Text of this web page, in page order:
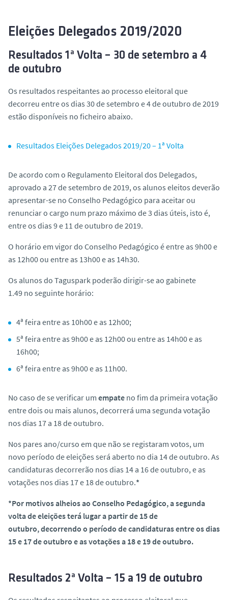
Eleições Delegados 2019/2020
Resultados 1ª Volta – 30 de setembro a 4
de outubro
Os resultados respeitantes ao processo eleitoral que
decorreu entre os dias 30 de setembro e 4 de outubro de 2019
estão disponíveis no ficheiro abaixo.
Resultados Eleições Delegados 2019/20 – 1ª Volta
De acordo com o Regulamento Eleitoral dos Delegados,
aprovado a 27 de setembro de 2019, os alunos eleitos deverão
apresentar-se no Conselho Pedagógico para aceitar ou
renunciar o cargo num prazo máximo de 3 dias úteis, isto é,
entre os dias 9 e 11 de outubro de 2019.
O horário em vigor do Conselho Pedagógico é entre as 9h00 e
as 12h00 ou entre as 13h00 e as 14h30.
Os alunos do Taguspark poderão dirigir-se ao gabinete
1.49 no seguinte horário:
4ª feira entre as 10h00 e as 12h00;
5ª feira entre as 9h00 e as 12h00 ou entre as 14h00 e as
16h00;
6ª feira entre as 9h00 e as 11h00.
No caso de se verificar um empate no fim da primeira votação
entre dois ou mais alunos, decorrerá uma segunda votação
nos dias 17 a 18 de outubro.
Nos pares ano/curso em que não se registaram votos, um
novo período de eleições será aberto no dia 14 de outubro. As
candidaturas decorrerão nos dias 14 a 16 de outubro, e as
votações nos dias 17 e 18 de outubro.*
*Por motivos alheios ao Conselho Pedagógico, a segunda
volta de eleições terá lugar a partir de 15 de
outubro, decorrendo o período de candidaturas entre os dias
15 e 17 de outubro e as votações a 18 e 19 de outubro.
Resultados 2ª Volta – 15 a 19 de outubro